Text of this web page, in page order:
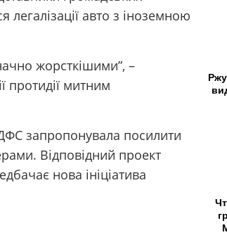
авто з іноземною
жорсткішими”, –
протидії митним
ДФС запропонувала посилити
Відповідний проект
нова ініціатива